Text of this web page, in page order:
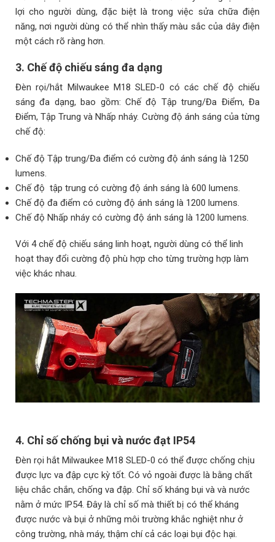
lợi cho người dùng, đặc biệt là trong việc sửa chữa điện
năng, nơi người dùng có thể nhìn thấy màu sắc của dây điện
một cách rõ ràng hơn.
3. Chế độ chiếu sáng đa dạng
Đèn rọi/hắt Milwaukee M18 SLED-0 có các chế độ chiếu
sáng đa dạng, bao gồm: Chế độ Tập trung/Đa Điểm, Đa
Điểm, Tập Trung và Nhấp nháy. Cường độ ánh sáng của từng
chế độ:
Chế độ Tập trung/Đa điểm có cường độ ánh sáng là 1250
lumens.
Chế độ tập trung có cường độ ánh sáng là 600 lumens.
Chế độ đa điểm có cường độ ánh sáng là 1200 lumens.
Chế độ Nhấp nháy có cường độ ánh sáng là 1200 lumens.
Với 4 chế độ chiếu sáng linh hoạt, người dùng có thể linh
hoạt thay đổi cường độ phù hợp cho từng trường hợp làm
việc khác nhau.
4. Chỉ số chống bụi và nước đạt IP54
Đèn rọi hắt Milwaukee M18 SLED-0 có thể được chống chịu
được lực va đập cực kỳ tốt. Có vỏ ngoài được là bằng chất
liệu chắc chắn, chống va đập. Chỉ số kháng bụi và và nước
nằm ở mức IP54. Đây là chỉ số mà thiết bị có thể kháng
được nước và bụi ở những môi trường khắc nghiệt như ở
công trường, nhà máy, thậm chí cả các loại bụi độc hại.